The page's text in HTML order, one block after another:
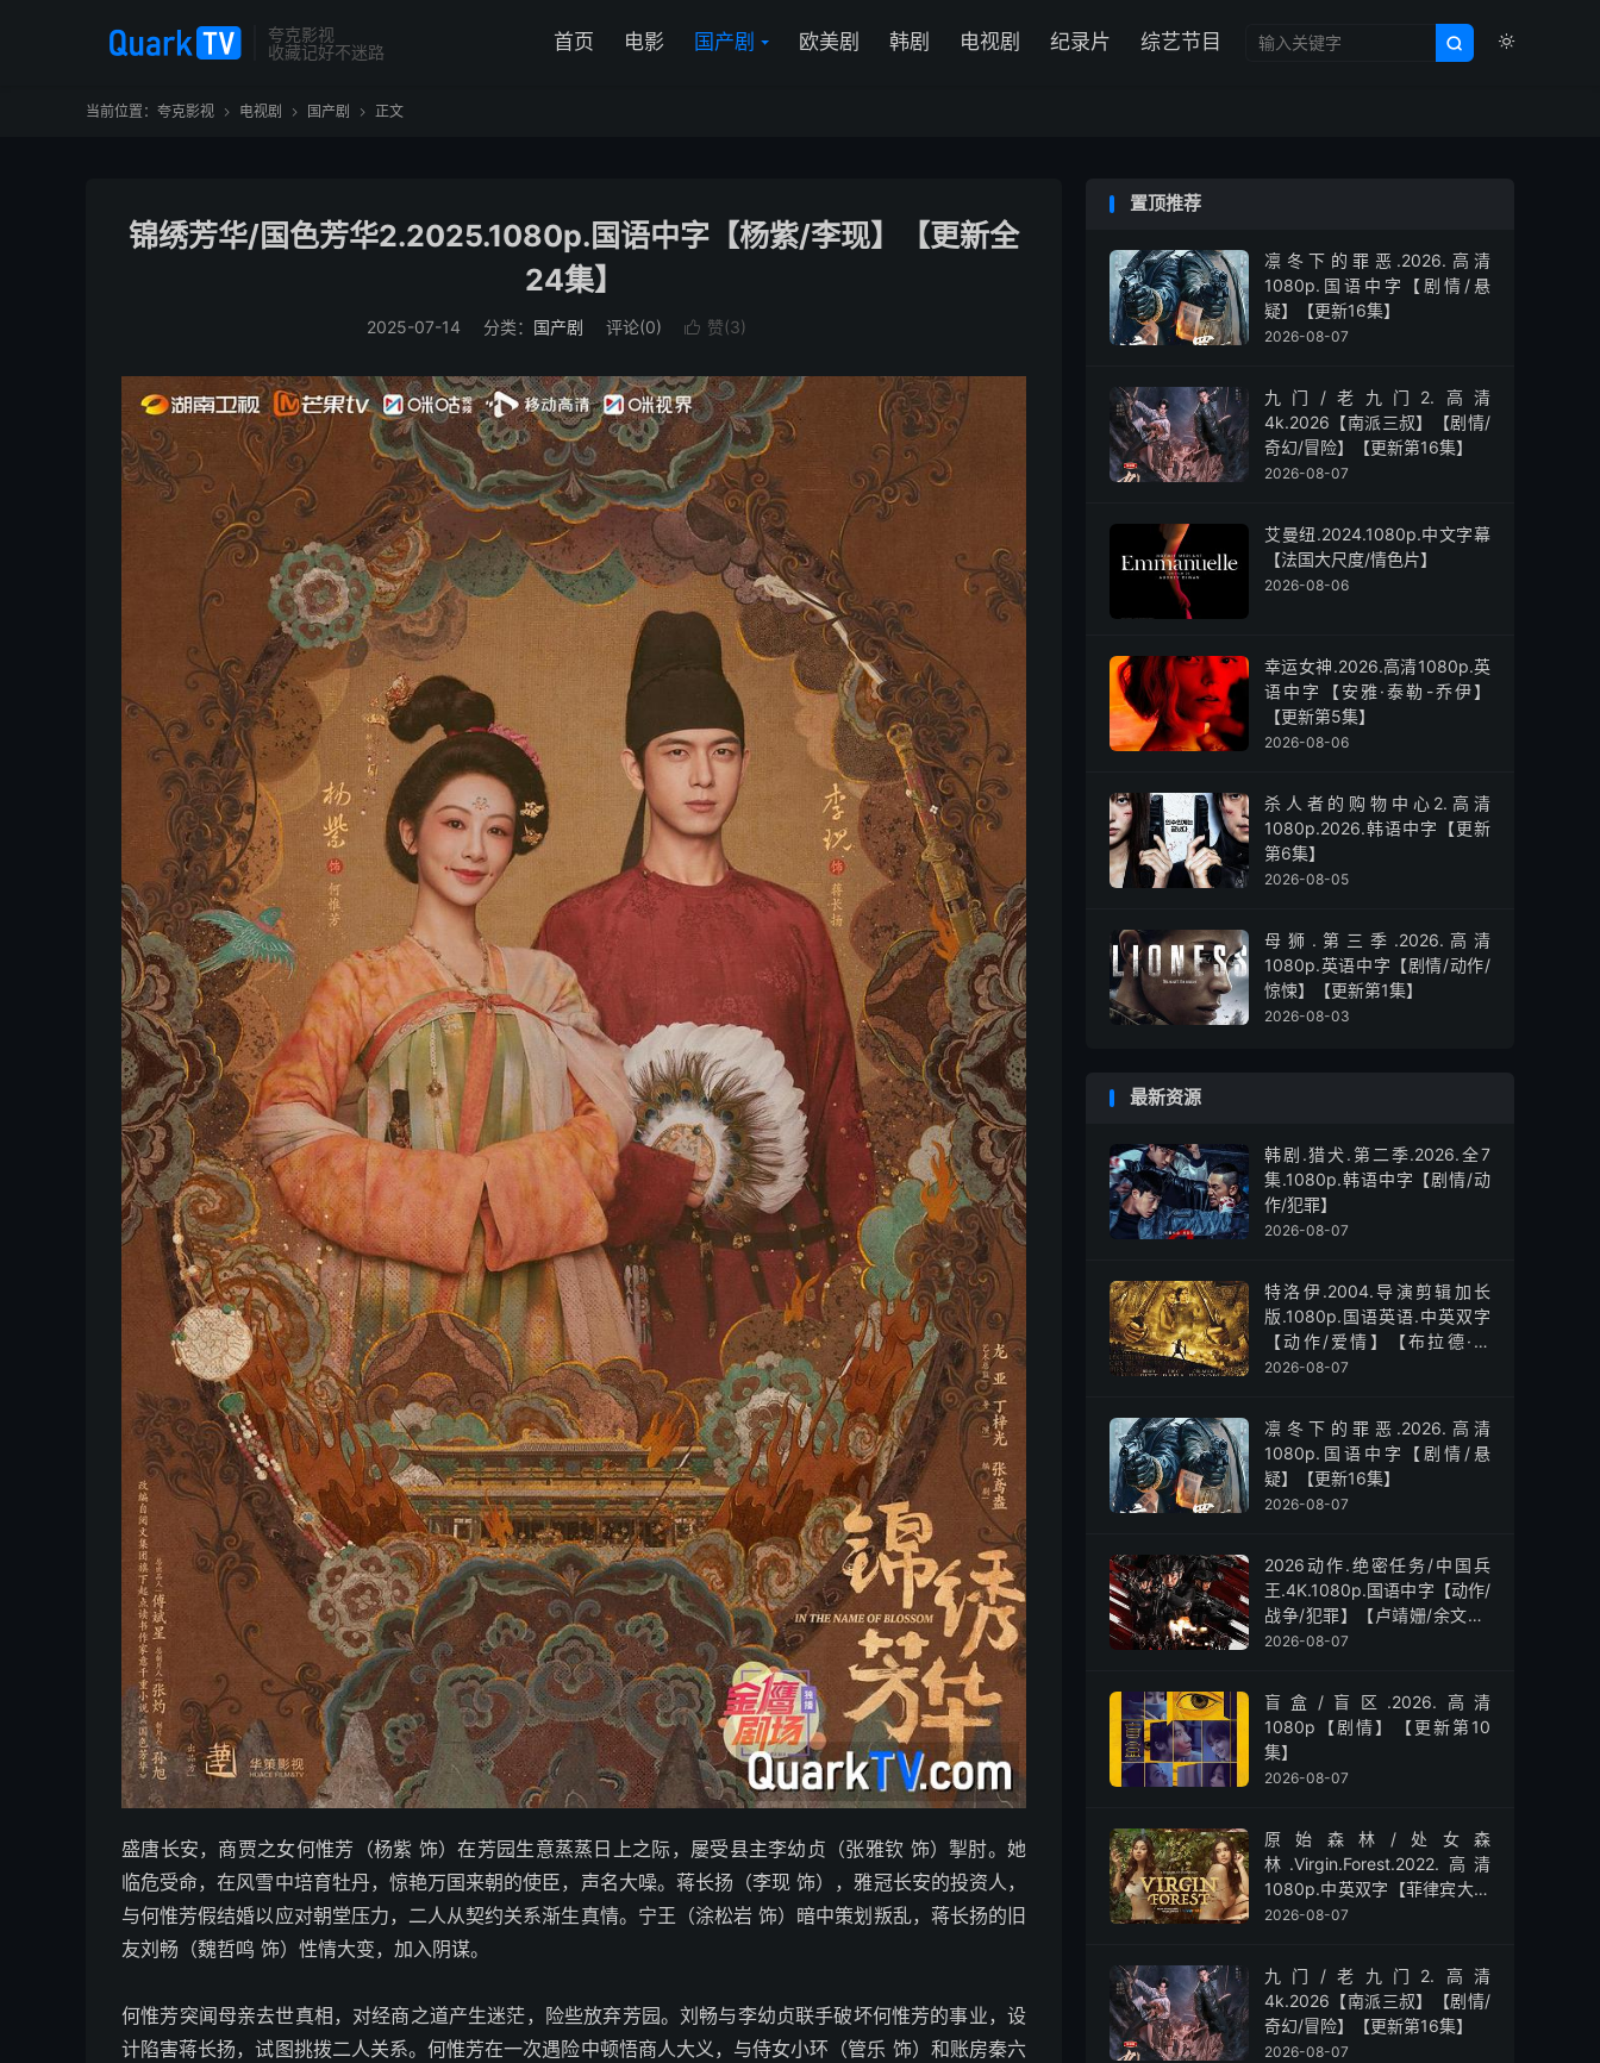
夸克影视
收藏记好不迷路


首页 电影 国产剧 欧美剧 韩剧 电视剧 纪录片 综艺节目
当前位置： 夸克影视  电视剧  国产剧  正文
锦绣芳华/国色芳华2.2025.1080p.国语中字【杨紫/李现】【更新全
24集】
2025-07-14 分类： 国产剧 评论(0)  赞(3)
盛唐长安，商贾之女何惟芳（杨紫 饰）在芳园生意蒸蒸日上之际，屡受县主李幼贞（张雅钦 饰）掣肘。她
临危受命，在风雪中培育牡丹，惊艳万国来朝的使臣，声名大噪。蒋长扬（李现 饰），雅冠长安的投资人，
与何惟芳假结婚以应对朝堂压力，二人从契约关系渐生真情。宁王（涂松岩 饰）暗中策划叛乱，蒋长扬的旧
友刘畅（魏哲鸣 饰）性情大变，加入阴谋。
何惟芳突闻母亲去世真相，对经商之道产生迷茫，险些放弃芳园。刘畅与李幼贞联手破坏何惟芳的事业，设
计陷害蒋长扬，试图挑拨二人关系。何惟芳在一次遇险中顿悟商人大义，与侍女小环（管乐 饰）和账房秦六
置顶推荐
凛冬下的罪恶.2026.高清
1080p.国语中字【剧情/悬
疑】【更新16集】
2026-08-07
九门/老九门2.高清
4k.2026【南派三叔】【剧情/
奇幻/冒险】【更新第16集】
2026-08-07
艾曼纽.2024.1080p.中文字幕
【法国大尺度/情色片】
2026-08-06
幸运女神.2026.高清1080p.英
语中字【安雅·泰勒-乔伊】
【更新第5集】
2026-08-06
杀人者的购物中心2.高清
1080p.2026.韩语中字【更新
第6集】
2026-08-05
母狮.第三季.2026.高清
1080p.英语中字【剧情/动作/
惊悚】【更新第1集】
2026-08-03
最新资源
韩剧.猎犬.第二季.2026.全7
集.1080p.韩语中字【剧情/动
作/犯罪】
2026-08-07
特洛伊.2004.导演剪辑加长
版.1080p.国语英语.中英双字
【动作/爱情】【布拉德·皮
特】
2026-08-07
凛冬下的罪恶.2026.高清
1080p.国语中字【剧情/悬
疑】【更新16集】
2026-08-07
2026动作.绝密任务/中国兵
王.4K.1080p.国语中字【动作/
战争/犯罪】【卢靖姗/余文乐/
屈菁菁】
2026-08-07
盲盒/盲区.2026.高清
1080p【剧情】【更新第10
集】
2026-08-07
原始森林/处女森
林.Virgin.Forest.2022.高清
1080p.中英双字【菲律宾大尺
度】
2026-08-07
九门/老九门2.高清
4k.2026【南派三叔】【剧情/
奇幻/冒险】【更新第16集】
2026-08-07